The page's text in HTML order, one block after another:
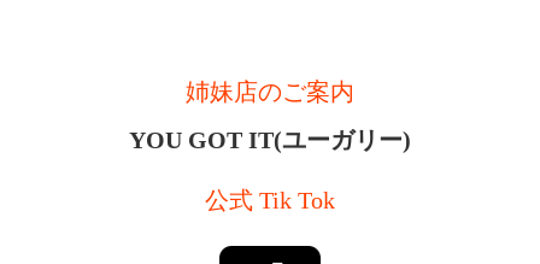
姉妹店のご案内
YOU GOT IT(ユーガリー)
公式 Tik Tok